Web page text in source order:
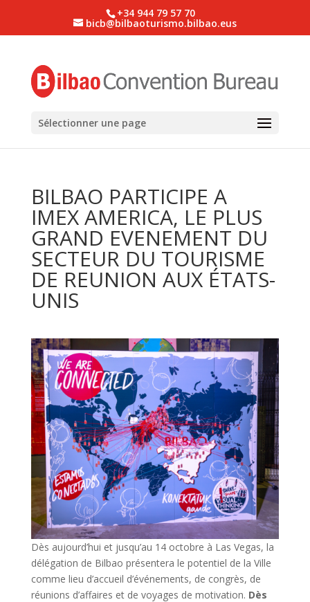
+34 944 79 57 70
bicb@bilbaoturismo.bilbao.eus
Sélectionner une page
BILBAO PARTICIPE A
IMEX AMERICA, LE PLUS
GRAND EVENEMENT DU
SECTEUR DU TOURISME
DE REUNION AUX ÉTATS-
UNIS
Dès aujourd’hui et jusqu’au 14 octobre à Las Vegas, la
délégation de Bilbao présentera le potentiel de la Ville
comme lieu d’accueil d’événements, de congrès, de
réunions d’affaires et de voyages de motivation. Dès